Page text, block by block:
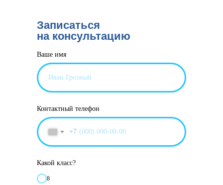
Ваше имя
Контактный телефон
+7
Какой класс?
8
Записаться
на консультацию